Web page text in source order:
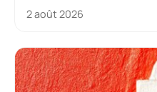
2 août 2026